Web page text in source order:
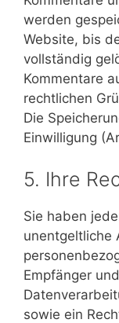
werden
Website, bis
vollständig
Kommentare
rechtlichen
Die
Einwilligung
5. Ihre
Sie haben
unentgeltliche
Empfänger
sowie ein